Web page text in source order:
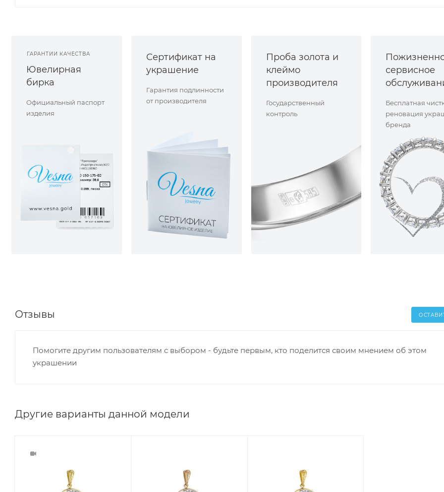
ГАРАНТИИ КАЧЕСТВА
Ювелирная
бирка
Официальный паспорт
изделия
Сертификат на
украшение
Гарантия подлинности
от производителя
Проба золота и
клеймо
производителя
Государственный
контроль
сервисное
Бесплатная
реновация
бренда
Отзывы
Помогите другим пользователям с выбором - будьте первым, кто поделится своим мнением об этом
украшении
Другие варианты данной модели